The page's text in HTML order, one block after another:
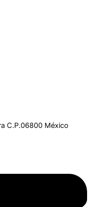
C.P.06800 México